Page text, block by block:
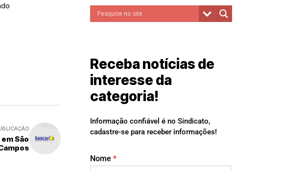
São
Receba notícias de
interesse da
categoria!
Informação confiável é no Sindicato,
cadastre-se para receber informações!
Nome *